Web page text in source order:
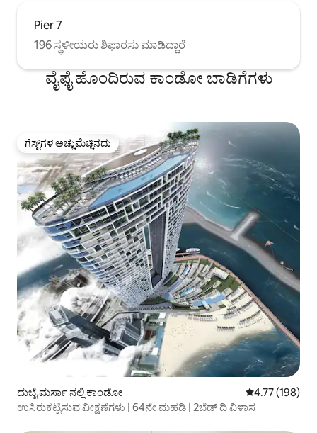
Pier 7
196 ಸ್ಥಳೀಯರು ಶಿಫಾರಸು ಮಾಡಿದ್ದಾರೆ
ವೈಫೈ ಹೊಂದಿರುವ ಕಾಂಡೋ ಬಾಡಿಗೆಗಳು
ಗೆಸ್ಟ್‌ಗಳ ಅಚ್ಚುಮೆಚ್ಚಿನದು
ಗೆಸ್ಟ್‌ಗಳ ಅಚ್ಚುಮೆಚ್ಚಿನದು
ದುಬೈ ಮರ್ಸಾ ನಲ್ಲಿ ಕಾಂಡೋ 5 ರಲ್ಲಿ 4.77
4.77 (198)
ಉಸಿರುಕಟ್ಟಿಸುವ ವೀಕ್ಷಣೆಗಳು | 64ನೇ ಮಹಡಿ | 2ಬೆಡ್ ದಿ ವಿಳಾಸ